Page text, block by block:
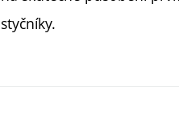
styčníky.